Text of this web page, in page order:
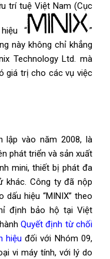
trí tuệ Việt Nam (Cục
“
”
này không chỉ khẳng
Technology Ltd. mà
giá trị cho các vụ việc
lập vào năm 2008, là
phát triển và sản xuất
mini, thiết bị phát đa
khác. Công ty đã nộp
hiệu “MINIX” theo
định bảo hộ tại Việt
Quyết định từ chối
hiệu đối với Nhóm 09,
vi máy tính, với lý do